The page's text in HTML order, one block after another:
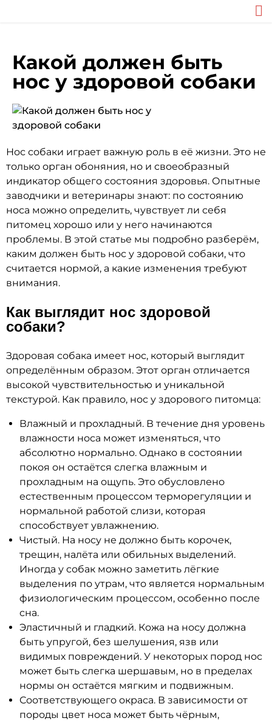
Какой должен быть
нос у здоровой собаки
Нос собаки играет важную роль в её жизни. Это не
только орган обоняния, но и своеобразный
индикатор общего состояния здоровья. Опытные
заводчики и ветеринары знают: по состоянию
носа можно определить, чувствует ли себя
питомец хорошо или у него начинаются
проблемы. В этой статье мы подробно разберём,
каким должен быть нос у здоровой собаки, что
считается нормой, а какие изменения требуют
внимания.
Как выглядит нос здоровой
собаки?
Здоровая собака имеет нос, который выглядит
определённым образом. Этот орган отличается
высокой чувствительностью и уникальной
текстурой. Как правило, нос у здорового питомца:
Влажный и прохладный. В течение дня уровень
влажности носа может изменяться, что
абсолютно нормально. Однако в состоянии
покоя он остаётся слегка влажным и
прохладным на ощупь. Это обусловлено
естественным процессом терморегуляции и
нормальной работой слизи, которая
способствует увлажнению.
Чистый. На носу не должно быть корочек,
трещин, налёта или обильных выделений.
Иногда у собак можно заметить лёгкие
выделения по утрам, что является нормальным
физиологическим процессом, особенно после
сна.
Эластичный и гладкий. Кожа на носу должна
быть упругой, без шелушения, язв или
видимых повреждений. У некоторых пород нос
может быть слегка шершавым, но в пределах
нормы он остаётся мягким и подвижным.
Соответствующего окраса. В зависимости от
породы цвет носа может быть чёрным,